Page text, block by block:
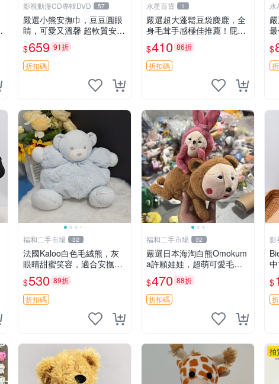
影視動漫CD專輯DVD 57
嚴選小熊安撫巾，豆豆圓眼
睛，可愛又溫馨 超軟質安撫
巾，豆豆設計，哄睡好幫手
約克豆豆眼安撫巾 數碼豆豆
眼
$659 91折
折扣碼
水星百貨 1
嚴選超大蓬鬆豆袋麋鹿，全
身毛茸手感極佳推薦！屁股
與四肢填充均勻，適合收藏
與孩童共賞。 麋鹿 豆袋 毛
茸玩具
$410 86折
折扣碼
水
$
福和二手市場 32
法國Kaloo白色毛絨熊，灰
眼睛甜蜜笑容，適合安撫逗
趣可愛，柔軟面料手感佳。
14 白色安撫熊 毛絨玩具 寶
寶逗樂具
$530 89折
折扣碼
福和二手市場 32
嚴選日本海淘白熊Omokum
a許願娃娃，超萌可愛毛絨
公仔推薦收藏 白熊 Omoku
ma 毛絨玩具 偽裝娃娃 玩具
擺飾
$470 88折
折扣碼
影
$
拍